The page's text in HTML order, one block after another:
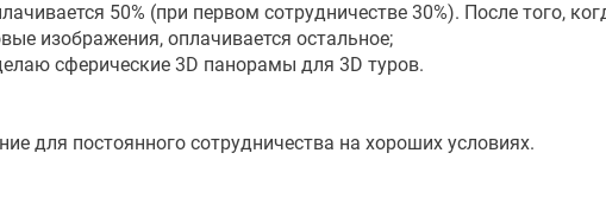
50% (при первом сотрудничестве 30%). После того,
изображения, оплачивается остальное;
сферические 3D панорамы для 3D туров.
для постоянного сотрудничества на хороших условиях.